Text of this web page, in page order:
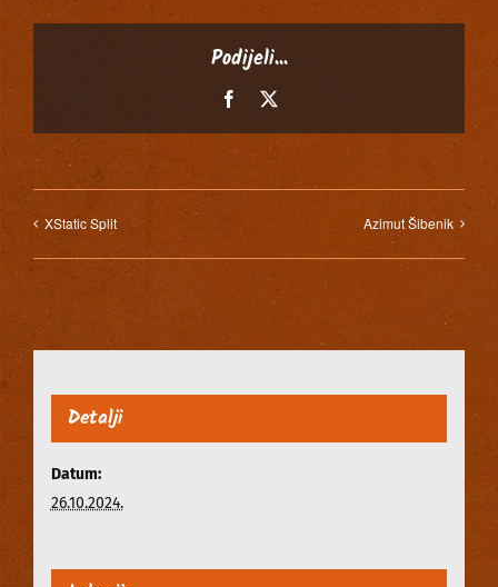
Podijeli...
Facebook
XStatic Split Azimut Šibenik
Detalji
Datum:
26.10.2024.